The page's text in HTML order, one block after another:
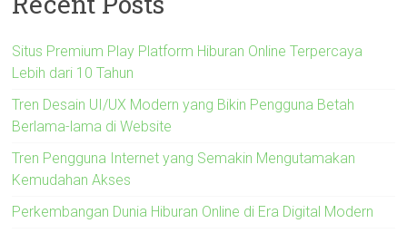
Situs Premium Play Platform Hiburan Online Terpercaya
Lebih dari 10 Tahun
Tren Desain UI/UX Modern yang Bikin Pengguna Betah
Berlama-lama di Website
Tren Pengguna Internet yang Semakin Mengutamakan
Kemudahan Akses
Perkembangan Dunia Hiburan Online di Era Digital Modern